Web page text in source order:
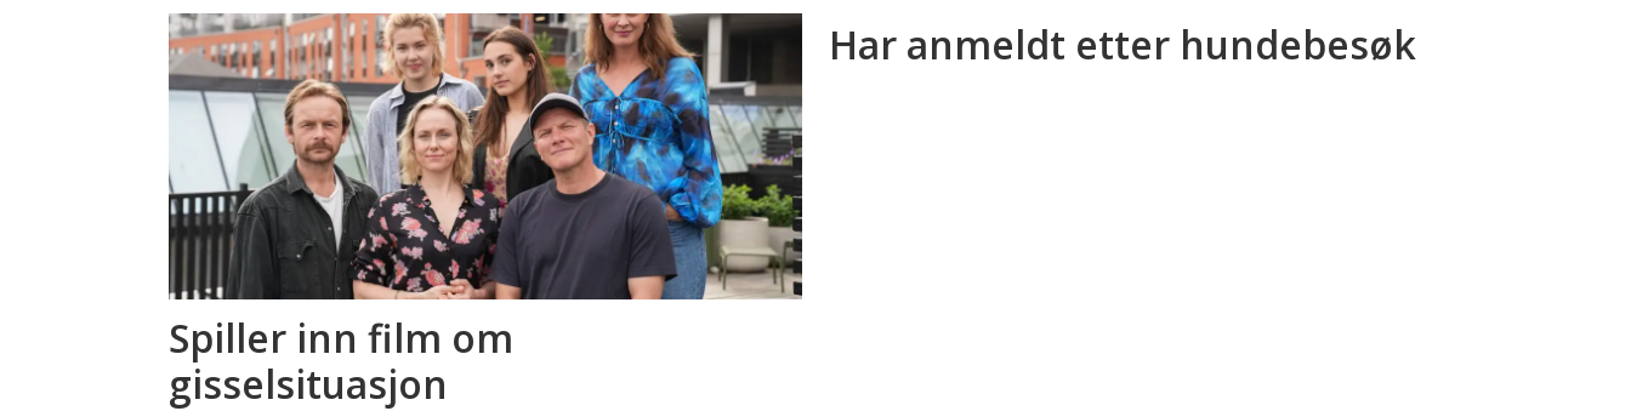
Spiller inn film om
gisselsituasjon
Har anmeldt etter hundebesøk